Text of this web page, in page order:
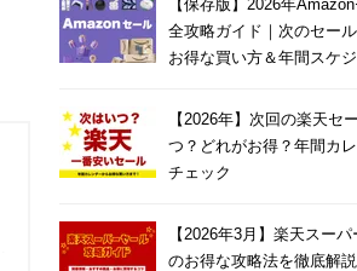
【保存版】2026年
全攻略ガイド｜次のセー
お得な買い方＆年間スケ
【2026年】次回の楽天セ
つ？どれがお得？年間カ
チェック
【2026年3月】楽天スー
のお得な攻略法を徹底解説